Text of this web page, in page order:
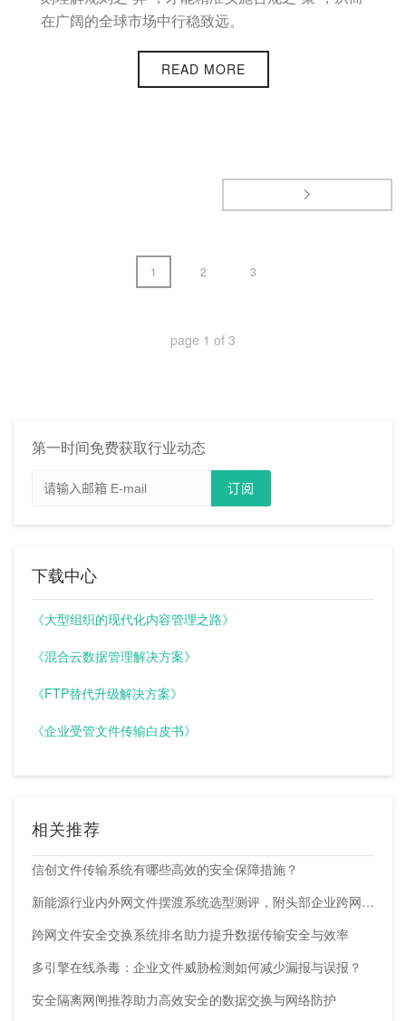
在广阔的全球市场中行稳致远。
READ MORE
1 2 3
page 1 of 3
第一时间免费获取行业动态
下载中心
《大型组织的现代化内容管理之路》
《混合云数据管理解决方案》
《FTP替代升级解决方案》
《企业受管文件传输白皮书》
相关推荐
信创文件传输系统有哪些高效的安全保障措施？
新能源行业内外网文件摆渡系统选型测评，附头部企业跨网部署案例
跨网文件安全交换系统排名助力提升数据传输安全与效率
多引擎在线杀毒：企业文件威胁检测如何减少漏报与误报？
安全隔离网闸推荐助力高效安全的数据交换与网络防护